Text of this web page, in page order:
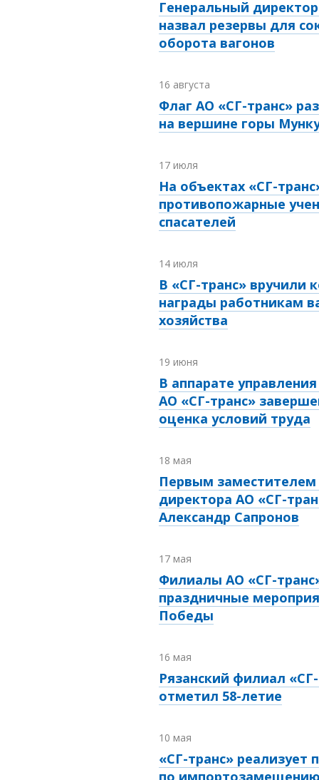
Генеральный
назвал резервы для
оборота вагонов
16 августа
Флаг АО «СГ-транс»
на вершине горы
17 июля
На объектах «СГ-
противопожарные
спасателей
14 июля
В «СГ-транс» вручили
награды работникам
хозяйства
19 июня
В аппарате
АО «СГ-транс»
оценка условий труда
18 мая
Первым заместителем
директора АО «СГ-
Александр Сапронов
17 мая
Филиалы АО «СГ-
праздничные
Победы
16 мая
Рязанский филиал
отметил 58-летие
10 мая
«СГ-транс» реализует